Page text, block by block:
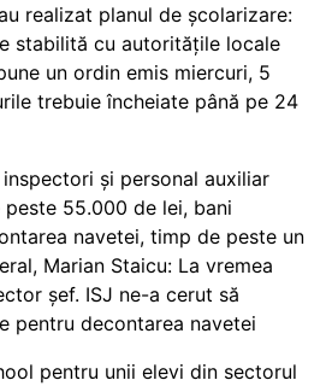
realizat planul de școlarizare:
stabilită cu autoritățile locale
un ordin emis miercuri, 5
trebuie încheiate până pe 24
și personal auxiliar
55.000 de lei, bani
navetei, timp de peste un
Marian Staicu: La vremea
șef. ISJ ne-a cerut să
pentru decontarea navetei
pentru unii elevi din sectorul